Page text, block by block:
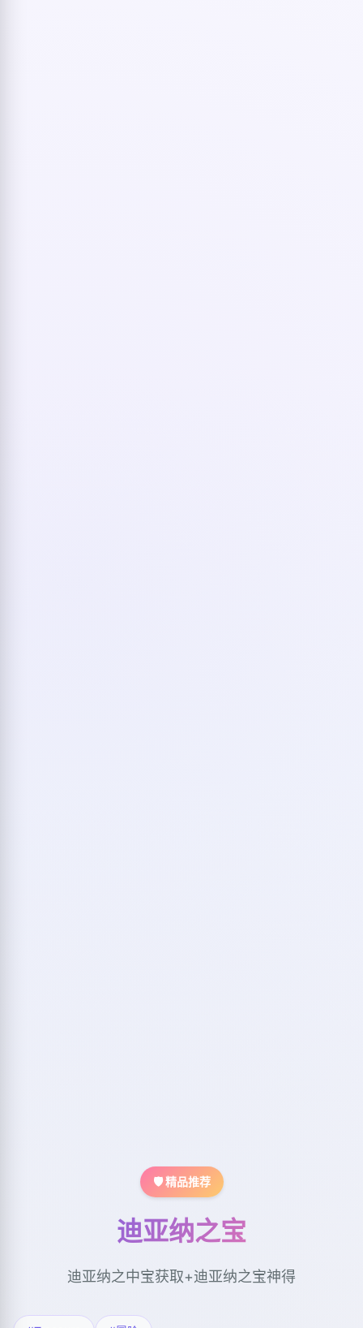
🛡️ 精品推荐
迪亚纳之宝
迪亚纳之中宝获取+迪亚纳之宝神得